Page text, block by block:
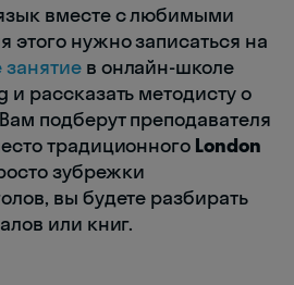
вместе с любимыми
этого нужно записаться на
занятиев онлайн-школе
и рассказать методисту о
подберут преподавателя
традиционного London
зубрежки
вы будете разбирать
или книг.